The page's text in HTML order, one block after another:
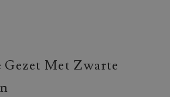
Met Zwarte